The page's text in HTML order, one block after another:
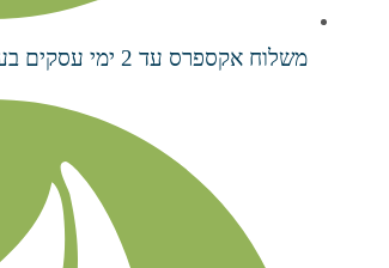
משלוח אקספרס עד 2 ימי עסקים בעלות ₪70